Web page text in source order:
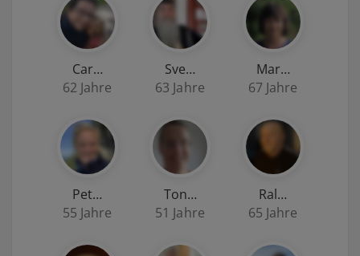
Car…
62 Jahre
Sve…
63 Jahre
Mar…
67 Jahre
Pet…
55 Jahre
Ton…
51 Jahre
Ral…
65 Jahre